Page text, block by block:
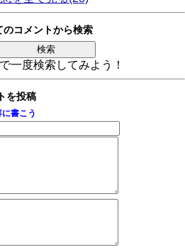
のコメントから検索
一度検索してみよう！
を投稿
書こう